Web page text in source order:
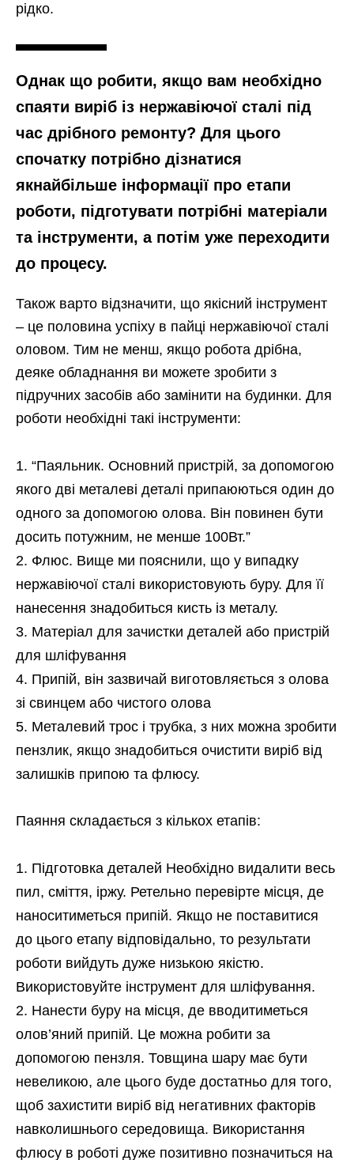
рідко.
Однак що робити, якщо вам необхідно
спаяти виріб із нержавіючої сталі під
час дрібного ремонту? Для цього
спочатку потрібно дізнатися
якнайбільше інформації про етапи
роботи, підготувати потрібні матеріали
та інструменти, а потім уже переходити
до процесу.
Також варто відзначити, що якісний інструмент
– це половина успіху в пайці нержавіючої сталі
оловом. Тим не менш, якщо робота дрібна,
деяке обладнання ви можете зробити з
підручних засобів або замінити на будинки. Для
роботи необхідні такі інструменти:
“Паяльник. Основний пристрій, за допомогою
якого дві металеві деталі припаюються один до
одного за допомогою олова. Він повинен бути
досить потужним, не менше 100Вт.”
Флюс. Вище ми пояснили, що у випадку
нержавіючої сталі використовують буру. Для її
нанесення знадобиться кисть із металу.
Матеріал для зачистки деталей або пристрій
для шліфування
Припій, він зазвичай виготовляється з олова
зі свинцем або чистого олова
Металевий трос і трубка, з них можна зробити
пензлик, якщо знадобиться очистити виріб від
залишків припою та флюсу.
Паяння складається з кількох етапів:
Підготовка деталей Необхідно видалити весь
пил, сміття, іржу. Ретельно перевірте місця, де
наноситиметься припій. Якщо не поставитися
до цього етапу відповідально, то результати
роботи вийдуть дуже низькою якістю.
Використовуйте інструмент для шліфування.
Нанести буру на місця, де вводитиметься
олов’яний припій. Це можна робити за
допомогою пензля. Товщина шару має бути
невеликою, але цього буде достатньо для того,
щоб захистити виріб від негативних факторів
навколишнього середовища. Використання
флюсу в роботі дуже позитивно позначиться на